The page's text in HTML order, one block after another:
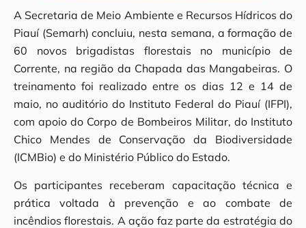
A Secretaria de Meio Ambiente e Recursos Hídricos do
Piauí (Semarh) concluiu, nesta semana, a formação de
60 novos brigadistas florestais no município de
Corrente, na região da Chapada das Mangabeiras. O
treinamento foi realizado entre os dias 12 e 14 de
maio, no auditório do Instituto Federal do Piauí (IFPI),
com apoio do Corpo de Bombeiros Militar, do Instituto
Chico Mendes de Conservação da Biodiversidade
(ICMBio) e do Ministério Público do Estado.
Os participantes receberam capacitação técnica e
prática voltada à prevenção e ao combate de
incêndios florestais. A ação faz parte da estratégia do